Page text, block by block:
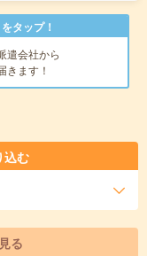
タップ！
遣会社から
きます！
込む
る